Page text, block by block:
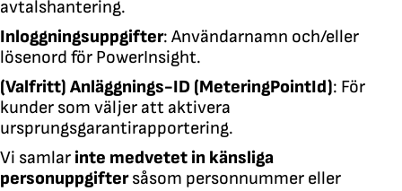
avtalshantering.
Inloggningsuppgifter: Användarnamn och/eller
lösenord för PowerInsight.
(Valfritt) Anläggnings-ID (MeteringPointId): För
kunder som väljer att aktivera
ursprungsgarantirapportering.
Vi samlar inte medvetet in känsliga
personuppgiftersåsom personnummer eller